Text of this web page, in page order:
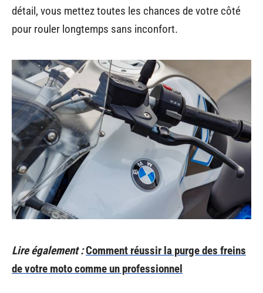
détail, vous mettez toutes les chances de votre côté
pour rouler longtemps sans inconfort.
Lire également :Comment réussir la purge des freins
de votre moto comme un professionnel